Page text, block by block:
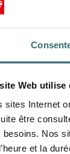
Web utilise
sites Internet
être
besoins. Nos
et la